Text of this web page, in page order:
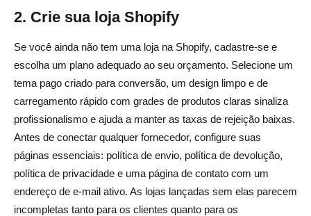
2. Crie sua loja Shopify
Se você ainda não tem uma loja na Shopify, cadastre-se e
escolha um plano adequado ao seu orçamento. Selecione um
tema pago criado para conversão, um design limpo e de
carregamento rápido com grades de produtos claras sinaliza
profissionalismo e ajuda a manter as taxas de rejeição baixas.
Antes de conectar qualquer fornecedor, configure suas
páginas essenciais: política de envio, política de devolução,
política de privacidade e uma página de contato com um
endereço de e-mail ativo. As lojas lançadas sem elas parecem
incompletas tanto para os clientes quanto para os